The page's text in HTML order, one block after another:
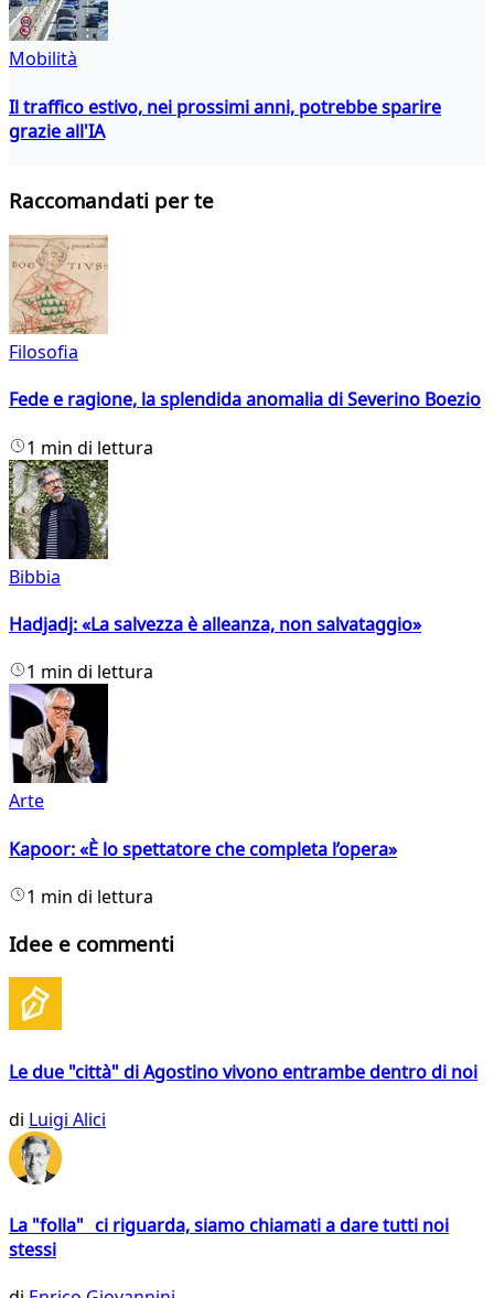
Mobilità
Il traffico estivo, nei prossimi anni, potrebbe sparire
grazie all'IA
Raccomandati per te
Filosofia
Fede e ragione, la splendida anomalia di Severino Boezio
1 min di lettura
Bibbia
Hadjadj: «La salvezza è alleanza, non salvataggio»
1 min di lettura
Arte
Kapoor: «È lo spettatore che completa l’opera»
1 min di lettura
Idee e commenti
Le due "città" di Agostino vivono entrambe dentro di noi
di Luigi Alici
La "folla" ci riguarda, siamo chiamati a dare tutti noi
stessi